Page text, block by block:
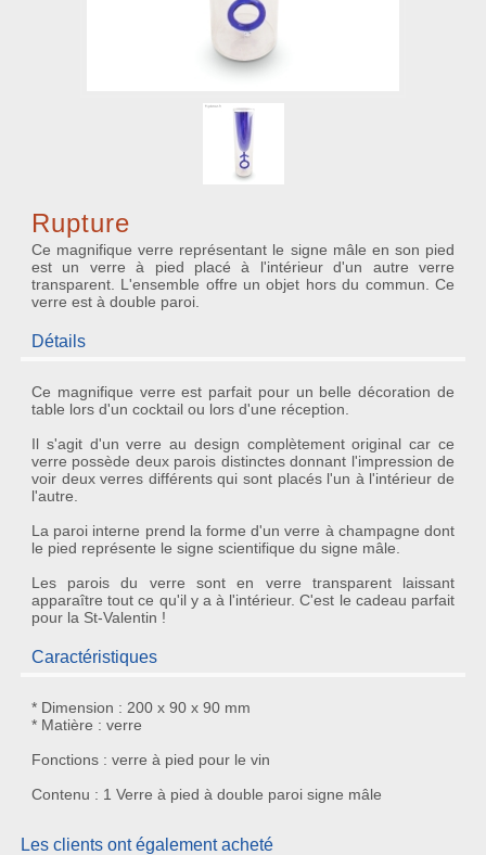
Rupture
Ce magnifique verre représentant le signe mâle en son pied
est un verre à pied placé à l'intérieur d'un autre verre
transparent. L'ensemble offre un objet hors du commun. Ce
verre est à double paroi.
Détails
Ce magnifique verre est parfait pour un belle décoration de
table lors d'un cocktail ou lors d'une réception.
Il s'agit d'un verre au design complètement original car ce
verre possède deux parois distinctes donnant l'impression de
voir deux verres différents qui sont placés l'un à l'intérieur de
l'autre.
La paroi interne prend la forme d'unverre à champagne dont
le pied représente le signe scientifique du signe mâle
Les parois du verre sont en verre transparent laissant
apparaître tout ce qu'il y a à l'intérieur. C'est le cadeau parfait
pour la St-Valentin !
Caractéristiques
* Dimension : 200 x 90 x 90 mm
* Matière : verre
Fonctions : verre à pied pour le vin
Contenu : 1 Verre à pied à double paroi signe mâle
Les clients ont également acheté